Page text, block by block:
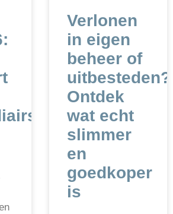
Verlonen
in eigen
beheer of
uitbesteden?
Ontdek
wat echt
slimmer
en
goedkoper
is